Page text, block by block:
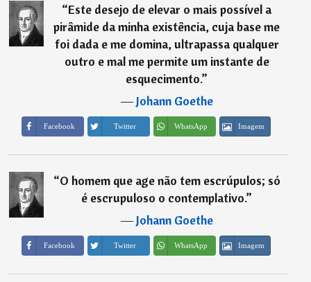
“Este desejo de elevar o mais possível a
pirâmide da minha existência, cuja base me
foi dada e me domina, ultrapassa qualquer
outro e mal me permite um instante de
esquecimento.”
―Johann Goethe
Facebook Twitter WhatsApp Imagem
“O homem que age não tem escrúpulos; só
é escrupuloso o contemplativo.”
―Johann Goethe
Facebook Twitter WhatsApp Imagem